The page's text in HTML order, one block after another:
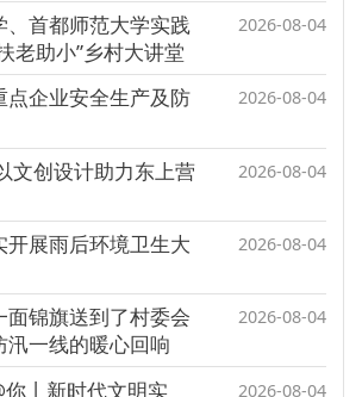
、首都师范大学实践
老助小”乡村大讲堂
2026-08-04
点企业安全生产及防
2026-08-04
文创设计助力东上营
2026-08-04
开展雨后环境卫生大
2026-08-04
面锦旗送到了村委会
汛一线的暖心回响
2026-08-04
你丨新时代文明实
2026-08-04